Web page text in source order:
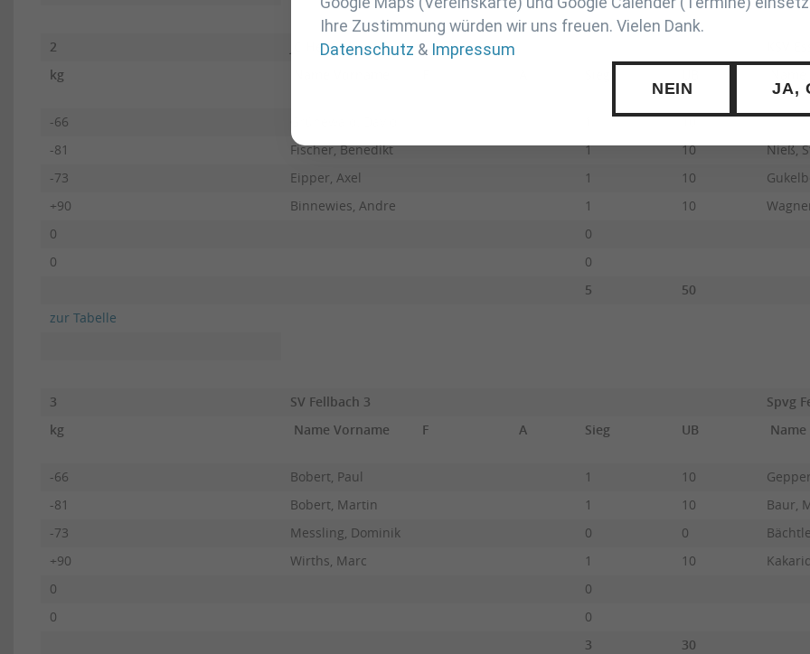
2 JC Herrenberg 2
kg
-66
10
-81
Fischer, Benedikt 1 10 Nieß,
-73
Eipper, Axel 1 10
+90
Binnewies, Andre 1 10
0
0
0
0
5
50
zur Tabelle
3 SV Fellbach 3
Spvg
kg
Name Vorname F A Sieg UB
-66
Bobert, Paul 1 10
-81
Bobert, Martin 1 10 Baur,
-73
Messling, Dominik 0 0
+90
Wirths, Marc 1 10
0
0
0
0
3
30
Ihre Zustimmung würden wir uns freuen. Vielen Dank.
Datenschutz & Impressum
NEIN JA,